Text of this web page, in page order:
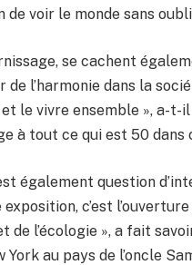
de voir le monde sans
se cachent
l’harmonie dans la
et le vivre ensemble », a-
à tout ce qui est 50 dans
également question
exposition, c’est
de l’écologie », a fait
York au pays de l’oncle